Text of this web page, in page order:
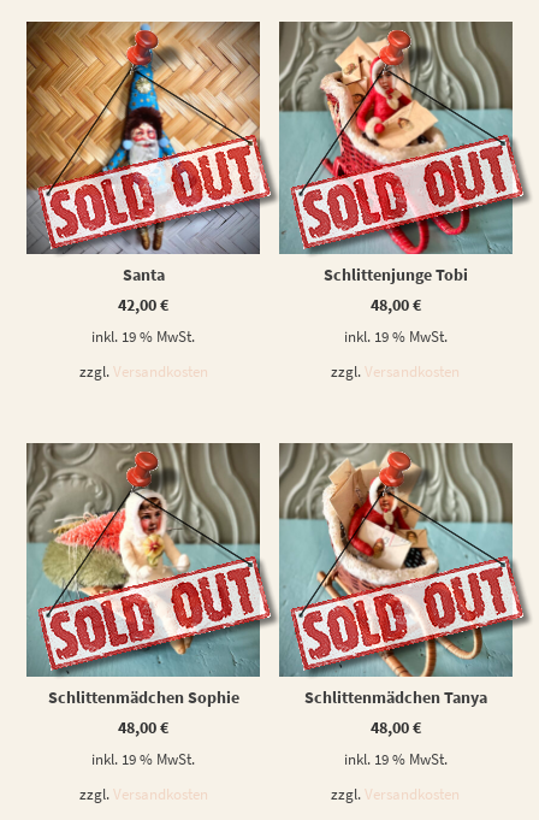
WEITERLESEN
Santa
42,00€
inkl. 19 % MwSt.
zzgl. Versandkosten
WEITERLESEN
Schlittenjunge Tobi
48,00€
inkl. 19 % MwSt.
zzgl.Versandkosten
WEITERLESEN
Schlittenmädchen Sophie
48,00€
inkl. 19 % MwSt.
zzgl. Versandkosten
WEITERLESEN
Schlittenmädchen Tanya
48,00€
inkl. 19 % MwSt.
zzgl.Versandkosten